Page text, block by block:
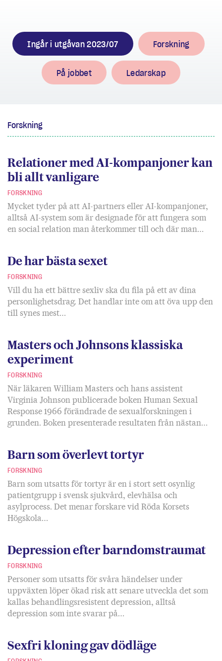
Ingår i utgåvan 2023/07 Forskning
På jobbet Ledarskap
Forskning
Relationer med AI-kompanjoner kan
bli allt vanligare
FORSKNING
Mycket tyder på att AI-partners eller AI-kompanjoner,
alltså AI-system som är designade för att fungera som
en social relation man återkommer till och där man…
De har bästa sexet
FORSKNING
Vill du ha ett bättre sexliv ska du fila på ett av dina
personlighetsdrag. Det handlar inte om att öva upp den
till synes mest…
Masters och Johnsons klassiska
experiment
FORSKNING
När läkaren William Masters och hans assistent
Virginia Johnson publicerade boken Human Sexual
Response 1966 förändrade de sexualforskningen i
grunden. Boken presenterade resultaten från nästan…
Barn som överlevt tortyr
FORSKNING
Barn som utsatts för tortyr är en i stort sett osynlig
patientgrupp i svensk sjukvård, elevhälsa och
asylprocess. Det menar forskare vid Röda Korsets
Högskola…
Depression efter barndomstraumat
FORSKNING
Personer som utsatts för svåra händelser under
uppväxten löper ökad risk att senare utveckla det som
kallas behandlingsresistent depression, alltså
depression som inte svarar på…
Sexfri kloning gav dödläge